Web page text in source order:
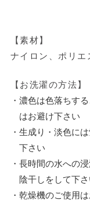
【素材】
ナイロン、ポリエ
【お洗濯の方法】
・濃色は色落ちす
はお避け下さい
・生成り・淡色に
下さい
・長時間の水への
陰干しをして下さ
・乾燥機のご使用